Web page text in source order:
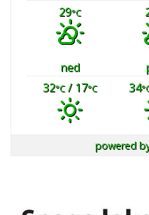
29°C
ned
32°C/ 17°C 34
powered